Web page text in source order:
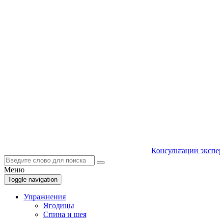
Консультации
Меню
Toggle navigation
Упражнения
Ягодицы
Спина и шея